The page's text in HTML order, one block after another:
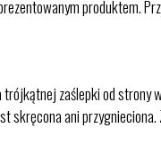
produktem.
zaślepki od
skręcona ani